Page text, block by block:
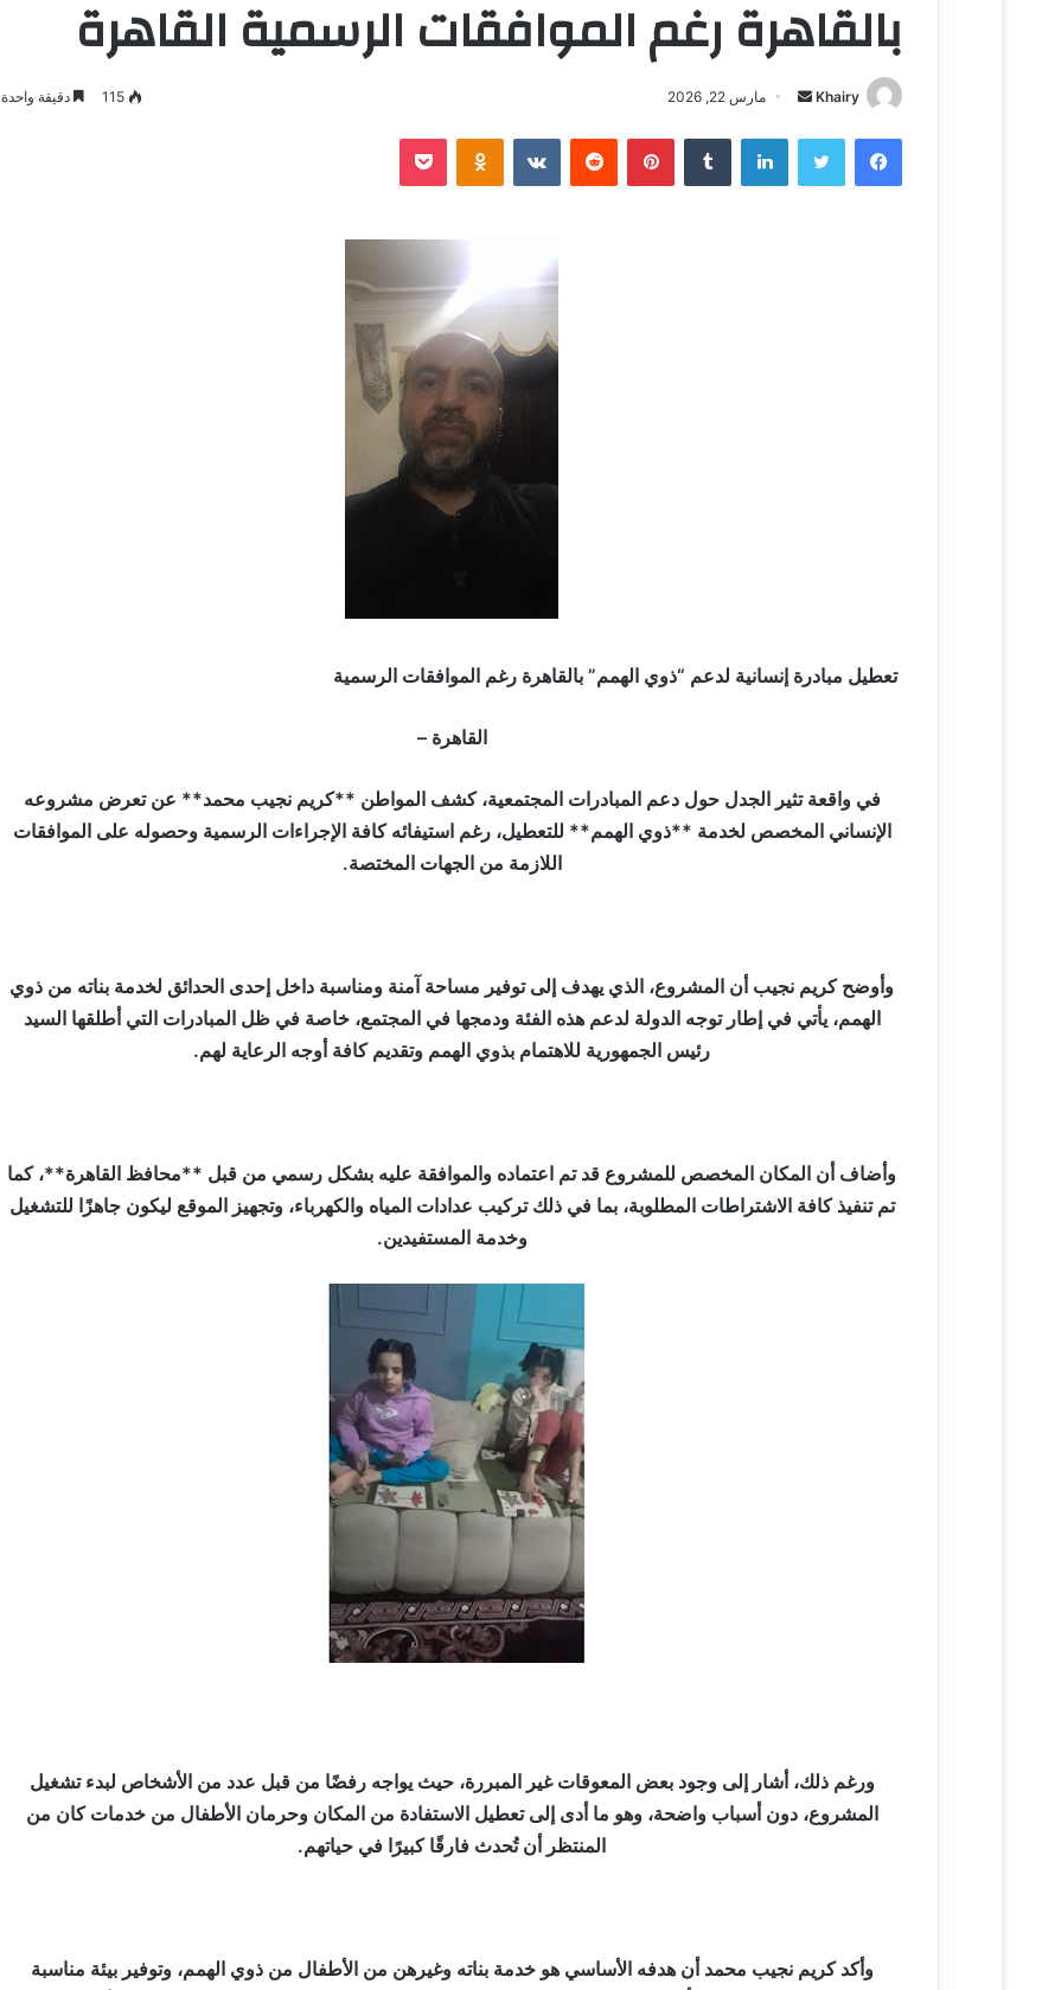
بالقاهرة رغم الموافقات الرسمية القاهرة
Khairy
أ
ل
مارس 22, 2026 115 دقيقة واحدة
فيسبوك تويتر لينكدإن ‏Tumblr بينتيريست ‏Reddit
‏VKontakte
Odnoklassniki بوكيت
تعطيل مبادرة إنسانية لدعم “ذوي الهمم” بالقاهرة رغم الموافقات الرسمية
القاهرة –
في واقعة تثير الجدل حول دعم المبادرات المجتمعية، كشف المواطن **كريم نجيب محمد** عن تعرض مشروعه
الإنساني المخصص لخدمة **ذوي الهمم** للتعطيل، رغم استيفائه كافة الإجراءات الرسمية وحصوله على الموافقات
اللازمة من الجهات المختصة.
وأوضح كريم نجيب أن المشروع، الذي يهدف إلى توفير مساحة آمنة ومناسبة داخل إحدى الحدائق لخدمة بناته من ذوي
الهمم، يأتي في إطار توجه الدولة لدعم هذه الفئة ودمجها في المجتمع، خاصة في ظل المبادرات التي أطلقها السيد
رئيس الجمهورية للاهتمام بذوي الهمم وتقديم كافة أوجه الرعاية لهم.
وأضاف أن المكان المخصص للمشروع قد تم اعتماده والموافقة عليه بشكل رسمي من قبل **محافظ القاهرة**، كما
تم تنفيذ كافة الاشتراطات المطلوبة، بما في ذلك تركيب عدادات المياه والكهرباء، وتجهيز الموقع ليكون جاهزًا للتشغيل
وخدمة المستفيدين.
ورغم ذلك، أشار إلى وجود بعض المعوقات غير المبررة، حيث يواجه رفضًا من قبل عدد من الأشخاص لبدء تشغيل
المشروع، دون أسباب واضحة، وهو ما أدى إلى تعطيل الاستفادة من المكان وحرمان الأطفال من خدمات كان من
المنتظر أن تُحدث فارقًا كبيرًا في حياتهم.
وأكد كريم نجيب محمد أن هدفه الأساسي هو خدمة بناته وغيرهن من الأطفال من ذوي الهمم، وتوفير بيئة مناسبة